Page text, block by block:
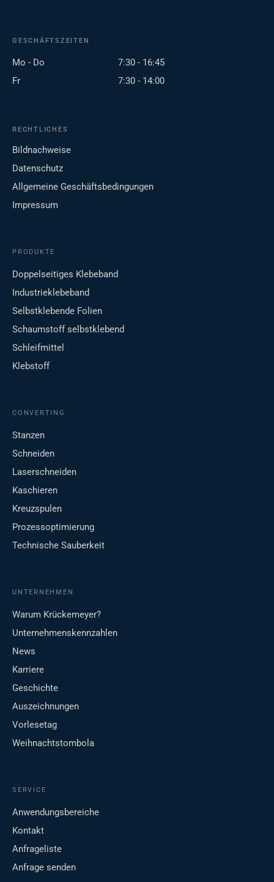
GESCHÄFTSZEITEN
Mo - Do
7:30 - 16:45
Fr
7:30 - 14:00
RECHTLICHES
Bildnachweise
Datenschutz
Allgemeine Geschäftsbedingungen
Impressum
PRODUKTE
Doppelseitiges Klebeband
Industrieklebeband
Selbstklebende Folien
Schaumstoff selbstklebend
Schleifmittel
Klebstoff
CONVERTING
Stanzen
Schneiden
Laserschneiden
Kaschieren
Kreuzspulen
Prozessoptimierung
Technische Sauberkeit
UNTERNEHMEN
Warum Krückemeyer?
Unternehmenskennzahlen
News
Karriere
Geschichte
Auszeichnungen
Vorlesetag
Weihnachtstombola
SERVICE
Anwendungsbereiche
Kontakt
Anfrageliste
Anfrage senden